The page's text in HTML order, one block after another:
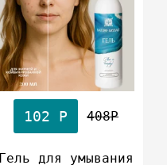
102 Р 408Р
Гель для умывания